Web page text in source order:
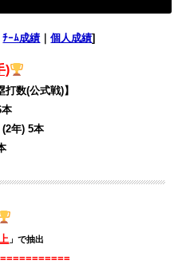
ﾁｰﾑ成績 ｜個人成績]
)
数(公式戦)】
年) 5本
」で抽出